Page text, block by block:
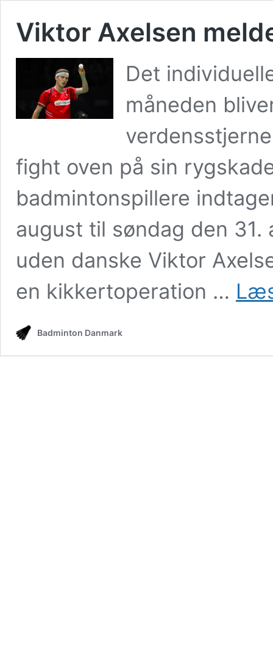
Viktor Axelsen
Det
måneden
fight oven på sin
badmintonspillere
august til søndag den
uden danske Viktor
en kikkertoperation …
Badminton Danmark